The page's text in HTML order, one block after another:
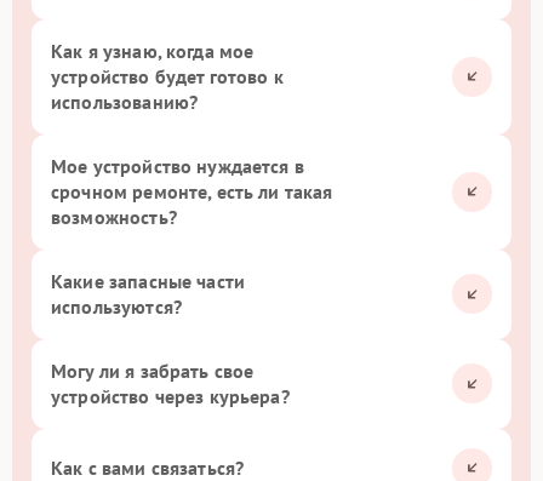
Как я узнаю, когда мое
устройство будет готово к
использованию?
Мое устройство нуждается в
срочном ремонте, есть ли такая
возможность?
Какие запасные части
используются?
Могу ли я забрать свое
устройство через курьера?
Как с вами связаться?